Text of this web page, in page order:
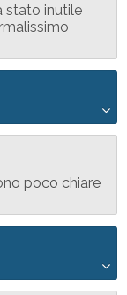
stato inutile
poco chiare